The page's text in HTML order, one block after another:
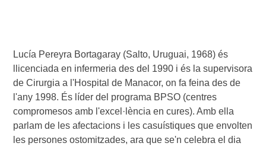
Lucía Pereyra Bortagaray (Salto, Uruguai, 1968) és
llicenciada en infermeria des del 1990 i és la supervisora
de Cirurgia a l'Hospital de Manacor, on fa feina des de
l'any 1998. És líder del programa BPSO (centres
compromesos amb l'excel·lència en cures). Amb ella
parlam de les afectacions i les casuístiques que envolten
les persones ostomitzades, ara que se'n celebra el dia